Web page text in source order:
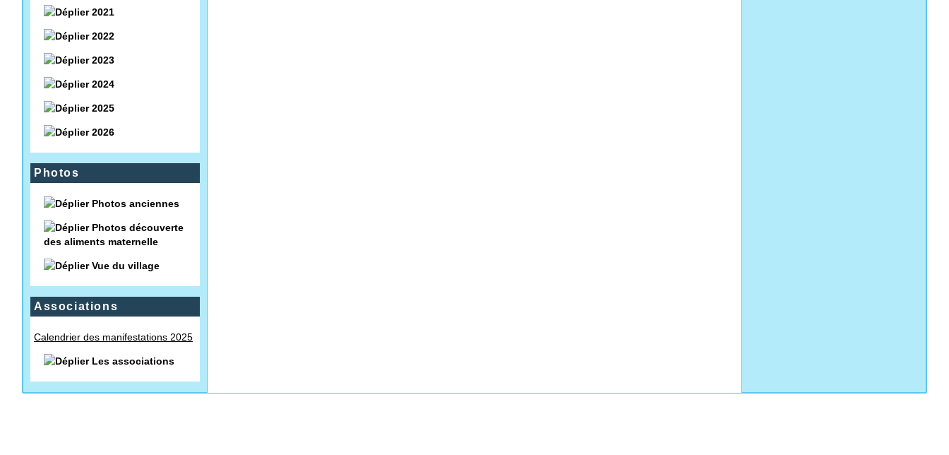
2021
2022
2023
2024
2025
2026
Photos
Photos anciennes
Photos découverte
des aliments maternelle
Vue du village
Associations
Calendrier des manifestations 2025
Les associations